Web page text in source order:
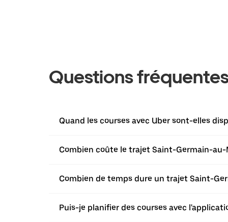
Questions
Quand les courses avec Uber sont-elles
Combien coûte le trajet Saint-Germain-
Combien de temps dure un trajet Saint-
Puis-je planifier des courses avec